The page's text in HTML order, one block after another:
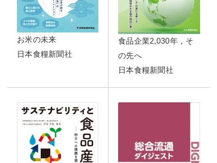
お米の未来
日本食糧新聞社
食品企業2,030年，そ
の先へ
日本食糧新聞社